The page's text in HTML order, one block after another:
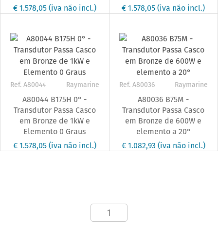
€ 1.578,05(iva não incl.)
€ 1.578,05(iva não incl.)
Ref. A80044 Raymarine
A80044 B175H 0° -
Transdutor Passa Casco
em Bronze de 1kW e
Elemento 0 Graus
€ 1.578,05(iva não incl.)
Ref. A80036 Raymarine
A80036 B75M -
Transdutor Passa Casco
em Bronze de 600W e
elemento a 20°
€ 1.082,93 (iva não incl.)